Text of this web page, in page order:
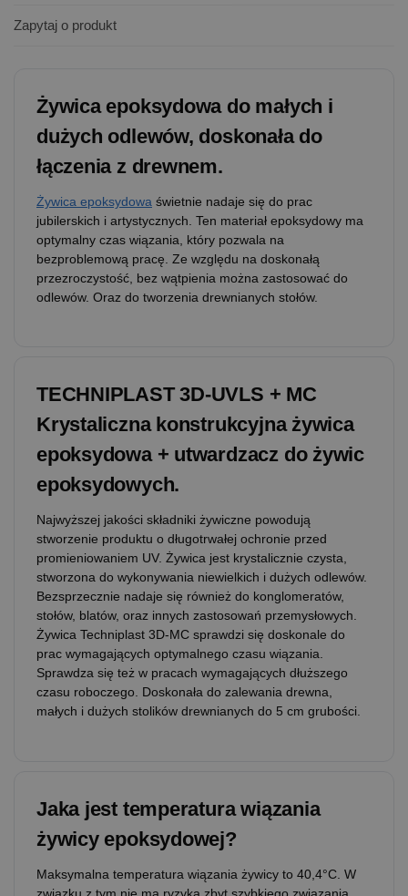
Zapytaj o produkt
Żywica epoksydowa do małych i
dużych odlewów, doskonała do
łączenia z drewnem.
Żywica epoksydowa świetnie nadaje się do prac
jubilerskich i artystycznych. Ten materiał epoksydowy ma
optymalny czas wiązania, który pozwala na
bezproblemową pracę. Ze względu na doskonałą
przezroczystość, bez wątpienia można zastosować do
odlewów. Oraz do tworzenia drewnianych stołów.
TECHNIPLAST 3D-UVLS + MC
Krystaliczna konstrukcyjna żywica
epoksydowa + utwardzacz do żywic
epoksydowych.
Najwyższej jakości składniki żywiczne powodują
stworzenie produktu o długotrwałej ochronie przed
promieniowaniem UV. Żywica jest krystalicznie czysta,
stworzona do wykonywania niewielkich i dużych odlewów.
Bezsprzecznie nadaje się również do konglomeratów,
stołów, blatów, oraz innych zastosowań przemysłowych.
Żywica Techniplast 3D-MC sprawdzi się doskonale do
prac wymagających optymalnego czasu wiązania.
Sprawdza się też w pracach wymagających dłuższego
czasu roboczego. Doskonała do zalewania drewna,
małych i dużych stolików drewnianych do 5 cm grubości.
Jaka jest temperatura wiązania
żywicy epoksydowej?
Maksymalna temperatura wiązania żywicy to 40,4°C. W